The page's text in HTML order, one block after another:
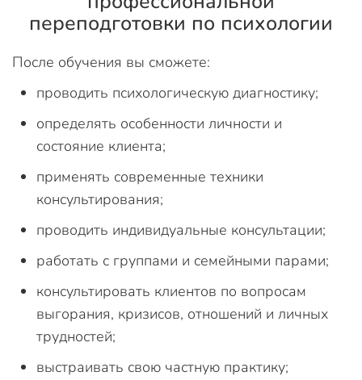
переподготовки по психологии
После обучения вы сможете:
проводить психологическую диагностику;
определять особенности личности и
состояние клиента;
применять современные техники
консультирования;
проводить индивидуальные консультации;
работать с группами и семейными парами;
консультировать клиентов по вопросам
выгорания, кризисов, отношений и личных
трудностей;
выстраивать свою частную практику;